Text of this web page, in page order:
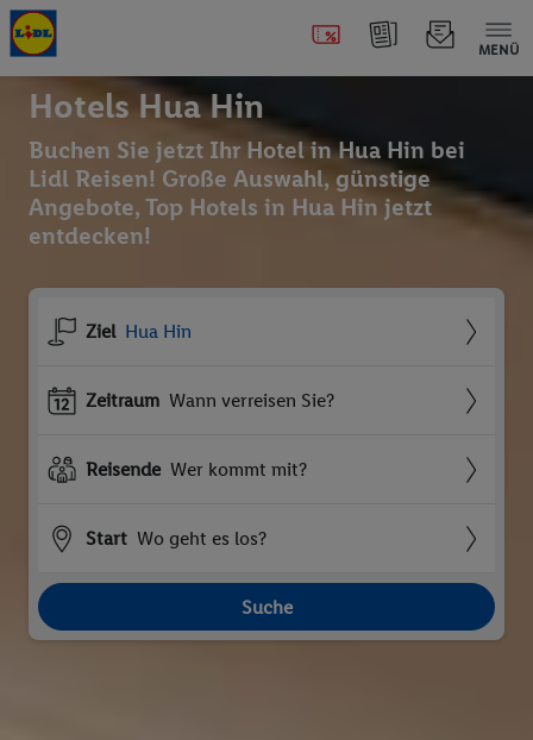
MENÜ
Hotels Hua Hin
Buchen Sie jetzt Ihr Hotel in Hua Hin bei
Lidl Reisen! Große Auswahl, günstige
Angebote, Top Hotels in Hua Hin jetzt
entdecken!
Ziel Hua Hin
Zeitraum Wann verreisen Sie?
Reisende Wer kommt mit?
Start Wo geht es los?
Suche